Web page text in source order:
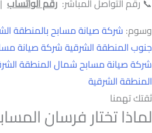
وسوم: شركة صيانة مسابح بالمنطقة
جنوب المنطقة الشرقيةشركة صيانة
شركة صيانة مسابح شمال المنطقة
المنطقة الشرقية
ثقتك تهمنا
لماذا تختار فرسان